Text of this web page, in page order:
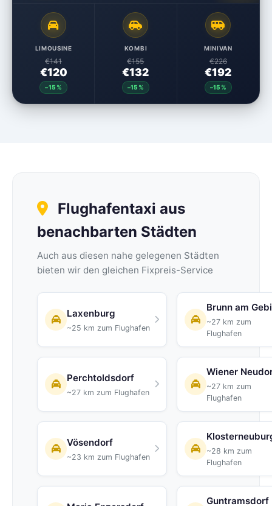
LIMOUSINE
€141
€120
–15%
KOMBI
€155
€132
–15%
MINIVAN
€226
€192
–15%
Flughafentaxi aus
benachbarten Städten
Auch aus diesen nahe gelegenen Städten
bieten wir den gleichen Fixpreis-Service
Laxenburg
~25 km zum Flughafen
Brunn am
~27 km zum
Flughafen
Perchtoldsdorf
~27 km zum Flughafen
Wiener
~27 km zum
Flughafen
Vösendorf
~23 km zum Flughafen
~28 km zum
Flughafen
Guntramsdorf